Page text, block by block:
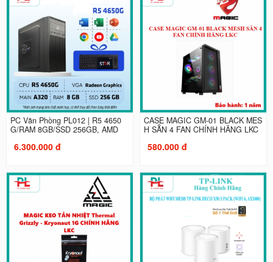
PC Văn Phòng PL012 | R5 4650
G/RAM 8GB/SSD 256GB, AMD
6.300.000 đ
CASE MAGIC GM-01 BLACK MES
H SẴN 4 FAN CHÍNH HÃNG LKC
580.000 đ